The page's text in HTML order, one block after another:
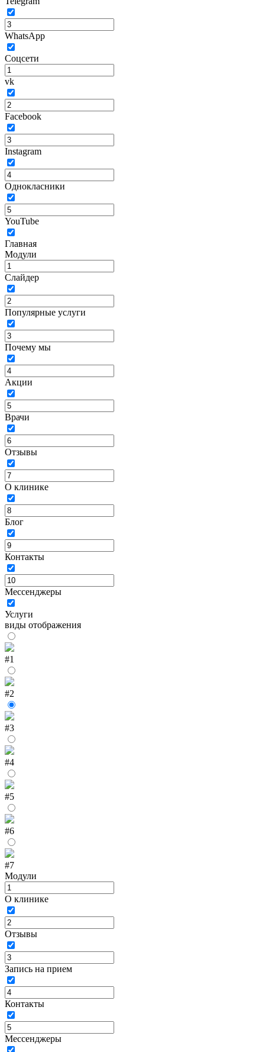
WhatsApp
Соцсети
vk
Facebook
Instagram
Однокласники
YouTube
Главная
Модули
Слайдер
Популярные услуги
Почему мы
Акции
Врачи
Отзывы
О клинике
Блог
Контакты
Мессенджеры
Услуги
виды отображения
#1
#2
#3
#4
#5
#6
#7
Модули
О клинике
Отзывы
Запись на прием
Контакты
Мессенджеры